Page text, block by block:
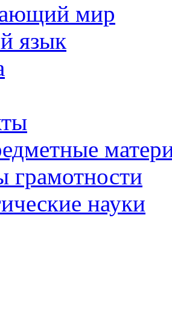
мир
язык
грамотности
науки